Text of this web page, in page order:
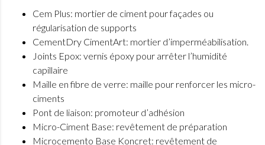
Cem Plus: mortier de ciment pour façades ou
régularisation de supports
CementDry CimentArt: mortier d’imperméabilisation.
Joints Epox: vernis époxy pour arrêter l’humidité
capillaire
Maille en fibre de verre: maille pour renforcer les micro-
ciments
Pont de liaison: promoteur d’adhésion
Micro-Ciment Base: revêtement de préparation
Microcemento Base Koncret: revêtement de